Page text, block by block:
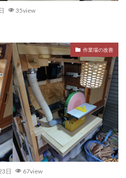
35view
作業場の改善
日 67view